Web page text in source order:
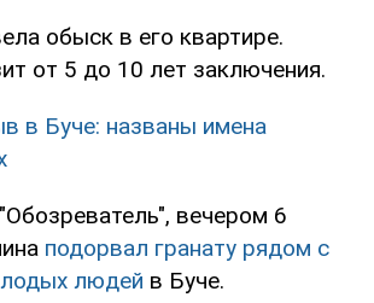
обыск в его квартире.
от 5 до 10 лет заключения.
в Буче: названы имена
вечером 6
подорвал гранату рядом с
людей в Буче.